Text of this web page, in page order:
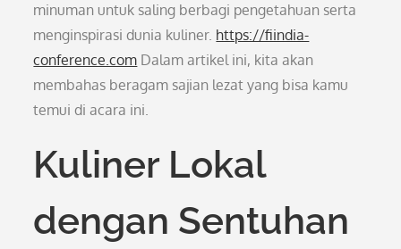
minuman untuk saling berbagi pengetahuan serta
menginspirasi dunia kuliner. https://fiindia-
conference.com Dalam artikel ini, kita akan
membahas beragam sajian lezat yang bisa kamu
temui di acara ini.
Kuliner Lokal
dengan Sentuhan